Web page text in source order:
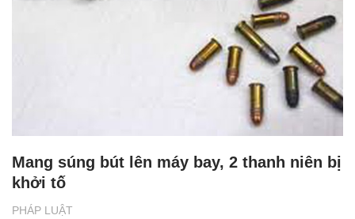
PHÁP LUẬT
Mang súng bút lên máy bay, 2 thanh niên bị
khởi tố